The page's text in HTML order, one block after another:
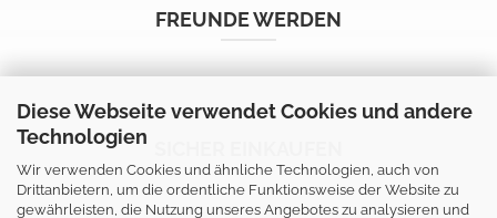
Diese Webseite verwendet Cookies und andere
Technologien
Wir verwenden Cookies und ähnliche Technologien, auch von
Drittanbietern, um die ordentliche Funktionsweise der Website zu
gewährleisten, die Nutzung unseres Angebotes zu analysieren und
FREUNDE WERDEN